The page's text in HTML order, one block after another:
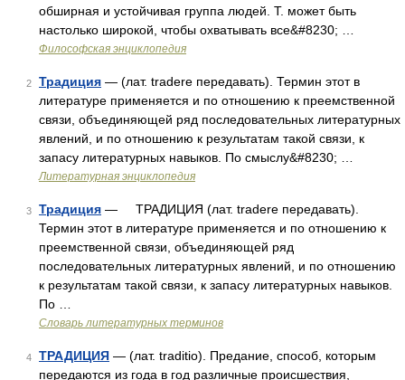
обширная и устойчивая группа людей. Т. может быть
настолько широкой, чтобы охватывать все&#8230; …
Философская энциклопедия
2 Традиция — (лат. tradere передавать). Термин этот в
литературе применяется и по отношению к преемственной
связи, объединяющей ряд последовательных литературных
явлений, и по отношению к результатам такой связи, к
запасу литературных навыков. По смыслу&#8230; …
Литературная энциклопедия
3 Традиция — ТРАДИЦИЯ (лат. tradere передавать).
Термин этот в литературе применяется и по отношению к
преемственной связи, объединяющей ряд
последовательных литературных явлений, и по отношению
к результатам такой связи, к запасу литературных навыков.
По …
Словарь литературных терминов
4 ТРАДИЦИЯ — (лат. traditio). Предание, способ, которым
передаются из года в год различные происшествия,